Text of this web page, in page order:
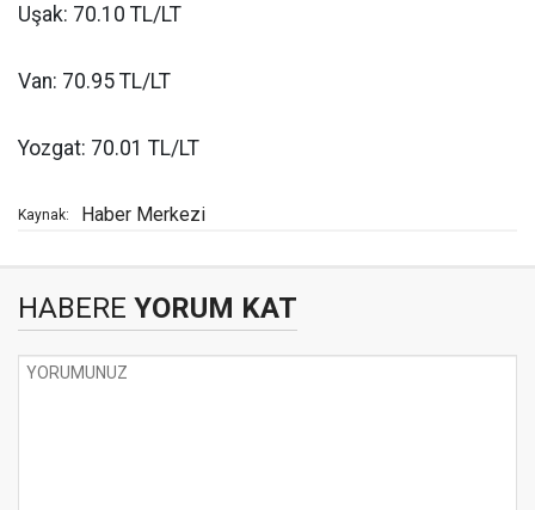
Uşak: 70.10 TL/LT
Van: 70.95 TL/LT
Yozgat: 70.01 TL/LT
Kaynak: Haber Merkezi
HABERE YORUM KAT